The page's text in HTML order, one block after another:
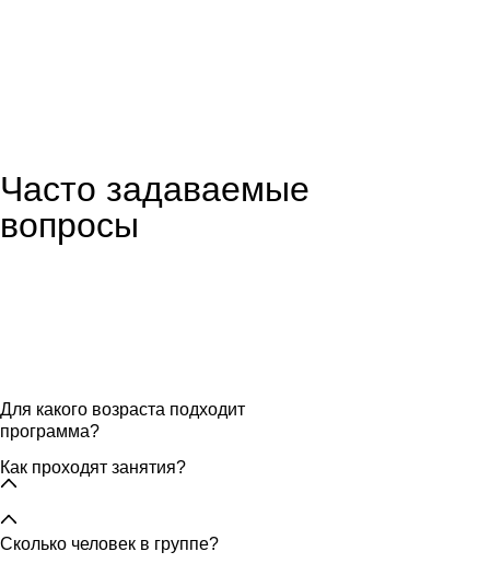
Часто задаваемые
вопросы
Для какого возраста подходит
программа?
Как проходят занятия?
Сколько человек в группе?